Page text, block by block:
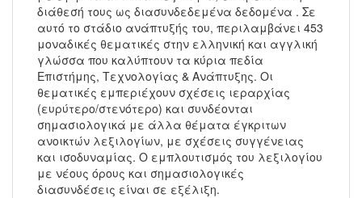
διάθεσή τους ως διασυνδεδεμένα δεδομένα . Σε
αυτό το στάδιο ανάπτυξής του, περιλαμβάνει 453
μοναδικές θεματικές στην ελληνική και αγγλική
γλώσσα που καλύπτουν τα κύρια πεδία
Επιστήμης, Τεχνολογίας & Ανάπτυξης. Οι
θεματικές εμπεριέχουν σχέσεις ιεραρχίας
(ευρύτερο/στενότερο) και συνδέονται
σημασιολογικά με άλλα θέματα έγκριτων
ανοικτών λεξιλογίων, με σχέσεις συγγένειας
και ισοδυναμίας. Ο εμπλουτισμός του λεξιλογίου
με νέους όρους και σημασιολογικές
διασυνδέσεις είναι σε εξέλιξη.